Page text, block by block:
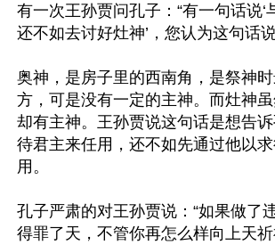
有一次王孙贾问孔子：“有一句话说‘
还不如去讨好灶神’，您认为这句话
奥神，是房子里的西南角，是祭神
方，可是没有一定的主神。而灶神虽
却有主神。王孙贾说这句话是想告
待君主来任用，还不如先通过他以
用。
孔子严肃的对王孙贾说：“如果做了
得罪了天，不管你再怎么样向上天